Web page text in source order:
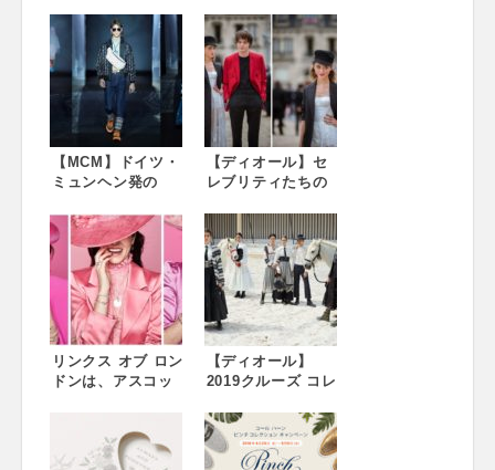
【MCM】ドイツ・
ミュンヘン発の
オモにて2019年春
夏コレクション
“Luft（ルフ
ト）”発表 ブラン
ド初のレディ トゥ
ウェア/ライフスタ
イル コレクション
【ディオール】セ
レブリティたちの
目。2019クルーズ
コレクション ショ
ー Dior Cruise
2019 Show –
Street Style
リンクス オブ ロン
ドンは、アスコッ
ィシャルジュエリ
ーライセンシーと
【ディオール】
2019クルーズ コレ
開催、ゲストに新
木優子も Dior
Cruise 2019